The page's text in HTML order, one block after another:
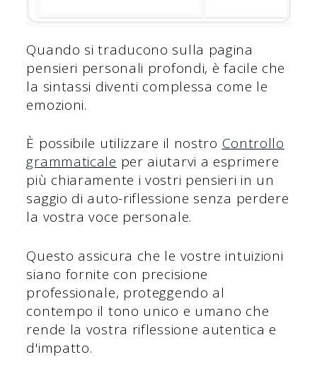
Quando si traducono sulla pagina
pensieri personali profondi, è facile che
la sintassi diventi complessa come le
emozioni.
È possibile utilizzare il nostro Controllo
grammaticale per aiutarvi a esprimere
più chiaramente i vostri pensieri in un
saggio di auto-riflessione senza perdere
la vostra voce personale.
Questo assicura che le vostre intuizioni
siano fornite con precisione
professionale, proteggendo al
contempo il tono unico e umano che
rende la vostra riflessione autentica e
d'impatto.